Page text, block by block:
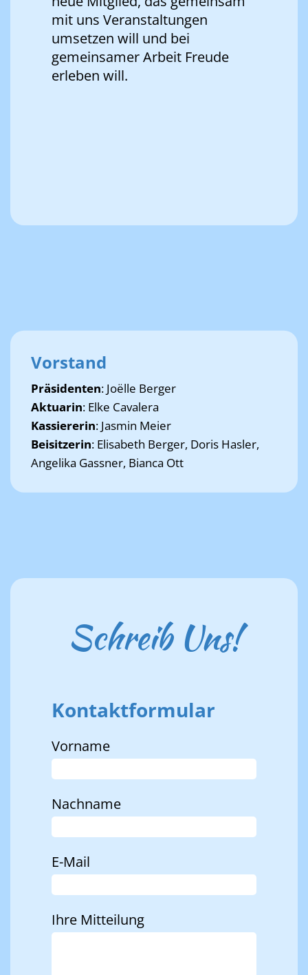
mit uns Veranstaltungen
umsetzen will und bei
gemeinsamer Arbeit Freude
erleben will.
Vorstand
Präsidenten: Joëlle Berger
Aktuarin: Elke Cavalera
Kassiererin: Jasmin Meier
Beisitzerin: Elisabeth Berger, Doris Hasler,
Angelika Gassner, Bianca Ott
Schreib Uns!
Kontaktformular
Vorname
Nachname
E-Mail
Ihre Mitteilung